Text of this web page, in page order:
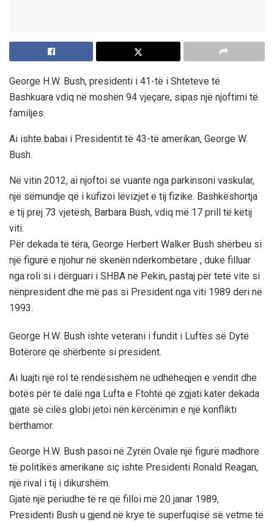
George H.W. Bush, presidenti i 41-të i Shteteve të
Bashkuara vdiq në moshën 94 vjeçare, sipas një njoftimi të
familjes.
Ai ishte babai i Presidentit të 43-të amerikan, George W.
Bush.
Në vitin 2012, ai njoftoi se vuante nga parkinsoni vaskular,
një sëmundje që i kufizoi lëvizjet e tij fizike. Bashkëshortja
e tij prej 73 vjetësh, Barbara Bush, vdiq më 17 prill të këtij
viti.
Për dekada të tëra, George Herbert Walker Bush shërbeu si
një figurë e njohur në skenën ndërkombëtare , duke filluar
nga roli si i dërguari i SHBA në Pekin, pastaj për tetë vite si
nënpresident dhe më pas si President nga viti 1989 deri në
1993.
George H.W. Bush ishte veterani i fundit i Luftës së Dytë
Botërore që shërbente si president.
Ai luajti një rol të rëndësishëm në udhëheqjen e vendit dhe
botës për të dalë nga Lufta e Ftohtë që zgjati katër dekada
gjatë së cilës globi jetoi nën kërcënimin e një konflikti
bërthamor.
George H.W. Bush pasoi në Zyrën Ovale një figurë madhore
të politikës amerikane siç ishte Presidenti Ronald Reagan,
një rival i tij i dikurshëm.
Gjatë një periudhe të re që filloi më 20 janar 1989,
Presidenti Bush u gjend në krye të superfuqisë së vetme të